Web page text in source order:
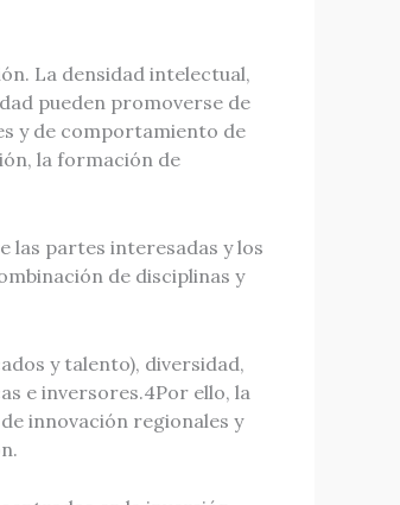
La densidad intelectual,
pueden promoverse de
y de comportamiento de
la formación de
las partes interesadas y los
de disciplinas y
y talento), diversidad,
e inversores.4Por ello, la
innovación regionales y